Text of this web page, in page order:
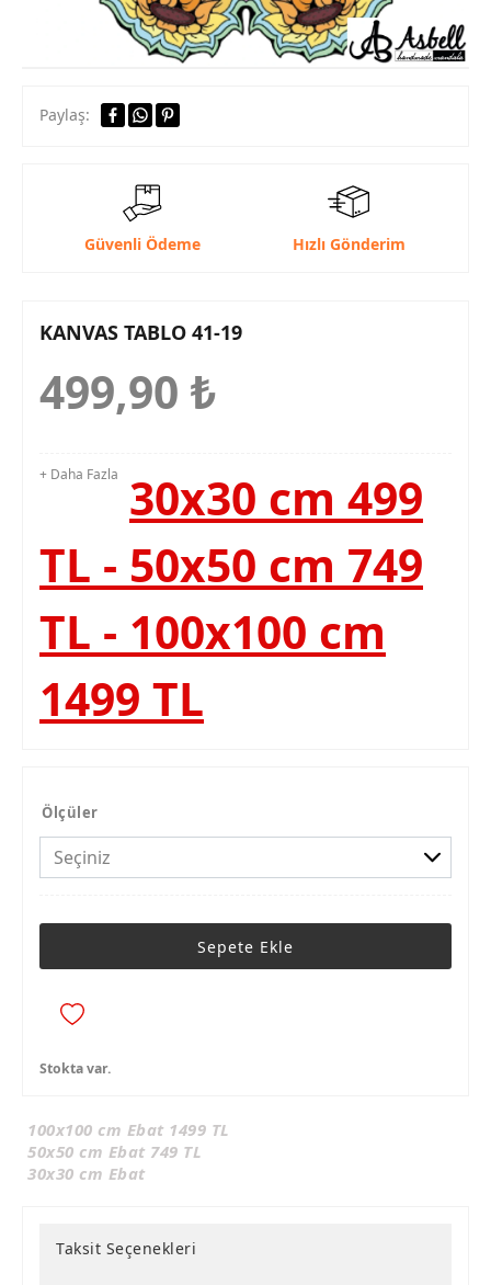
Paylaş:
Güvenli Ödeme Hızlı Gönderim
KANVAS TABLO 41-19
499,90 ₺
+ Daha Fazla
30x30 cm 499
TL - 50x50 cm 749
TL - 100x100 cm
1499 TL
Ölçüler
Sepete Ekle
Stokta var.
100x100 cm Ebat 1499 TL
50x50 cm Ebat 749 TL
30x30 cm Ebat
Taksit Seçenekleri